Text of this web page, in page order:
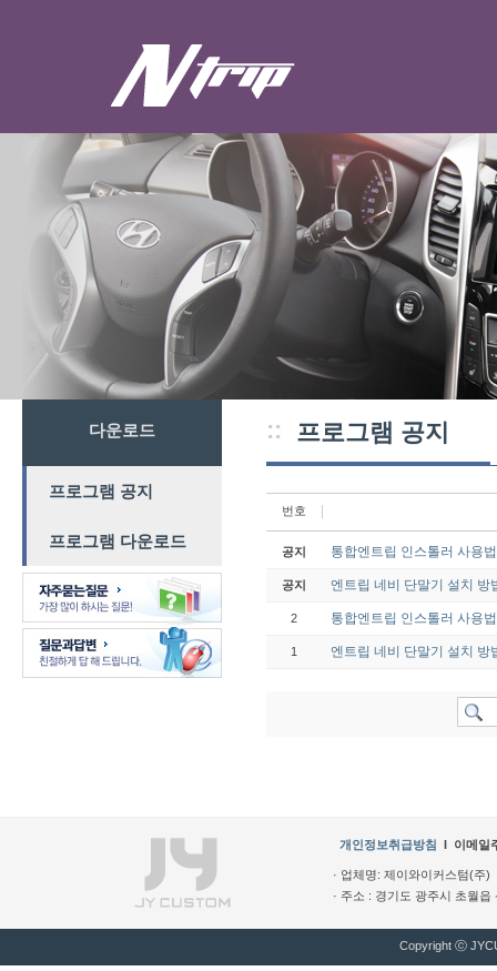
다운로드
프로그램 공지
프로그램 다운로드
:: 프로그램 공지
번호
공지 통합엔트립 인스톨러 사용법
공지 엔트립 네비 단말기 설치 방
2 통합엔트립 인스톨러 사용법
1 엔트립 네비 단말기 설치 방
개인정보취급방침 l 이메일
· 업체명: 제이와이커스텀(주
· 주소 : 경기도 광주시 초월
Copyright ⓒ